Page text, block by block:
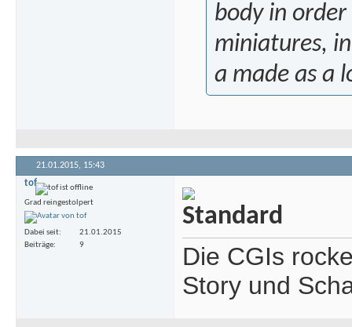
body in
miniatures,
a made as a
21.01.2015, 15:43
tof
Grad reingestolpert
Dabei seit
21.01.2015
Beiträge
9
Die CGIs
Story und